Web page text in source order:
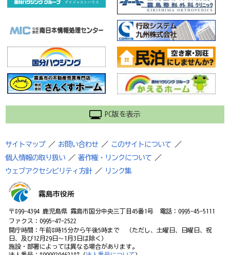
PC版を表示
サイトマップ ／ お問い合わせ ／ このサイトについて
／
個人情報の取り扱い
／ 著作権・リンクについて
／
ウェブアクセシビリティ方針
／ リンク集
霧島市役所
〒899-4394 鹿児島県 霧島市国分中央三丁目45番1号 電話：0995-45-5111
ファクス：0995-47-2522
開庁時間：午前8時15分から午後5時まで （ただし、土曜日、日曜日、祝
日、及び12月29日～1月3日は除く）
施設・部署によっては異なる場合があります。